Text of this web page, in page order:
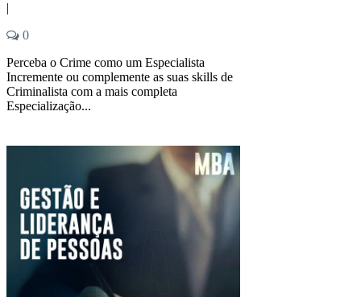
|
0
Perceba o Crime como um Especialista
Incremente ou complemente as suas skills de
Criminalista com a mais completa
Especialização...